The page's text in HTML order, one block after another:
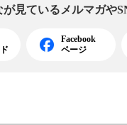
が見ている メルマガや
Facebook
ページ